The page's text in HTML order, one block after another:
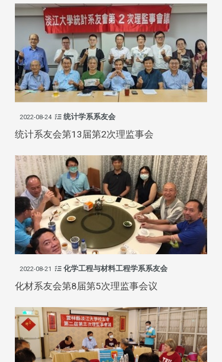
2022-08-24 统计学系系友会
统计系友会第13届第2次理监事会
2022-08-21 化学工程与材料工程学系系友会
化材系友会第8届第5次理监事会议